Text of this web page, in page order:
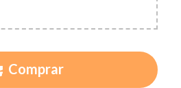
Comprar